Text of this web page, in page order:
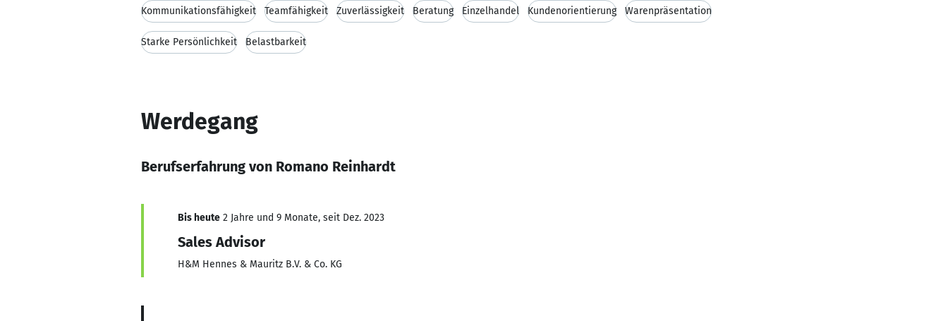
Kommunikationsfähigkeit Teamfähigkeit Zuverlässigkeit Beratung Einzelhandel Kundenorientierung Warenpräsentation
Starke Persönlichkeit Belastbarkeit
Werdegang
Berufserfahrung von Romano Reinhardt
Bis heute 2 Jahre und 9 Monate, seit Dez. 2023
Sales Advisor
H&M Hennes & Mauritz B.V. & Co. KG